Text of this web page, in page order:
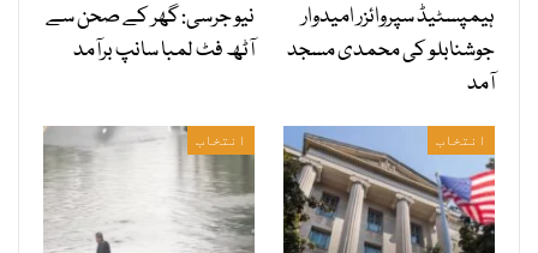
ہیمپسٹیڈ سپروائزر امیدوار
جوشنابلو کی محمدی مسجد
آمد
نیو جرسی: گھر کے صحن سے
آٹھ فٹ لمبا سانپ برآمد
انتخاب انتخاب